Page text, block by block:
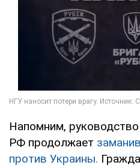
Напомним,
РФ продолжает
против Украины.